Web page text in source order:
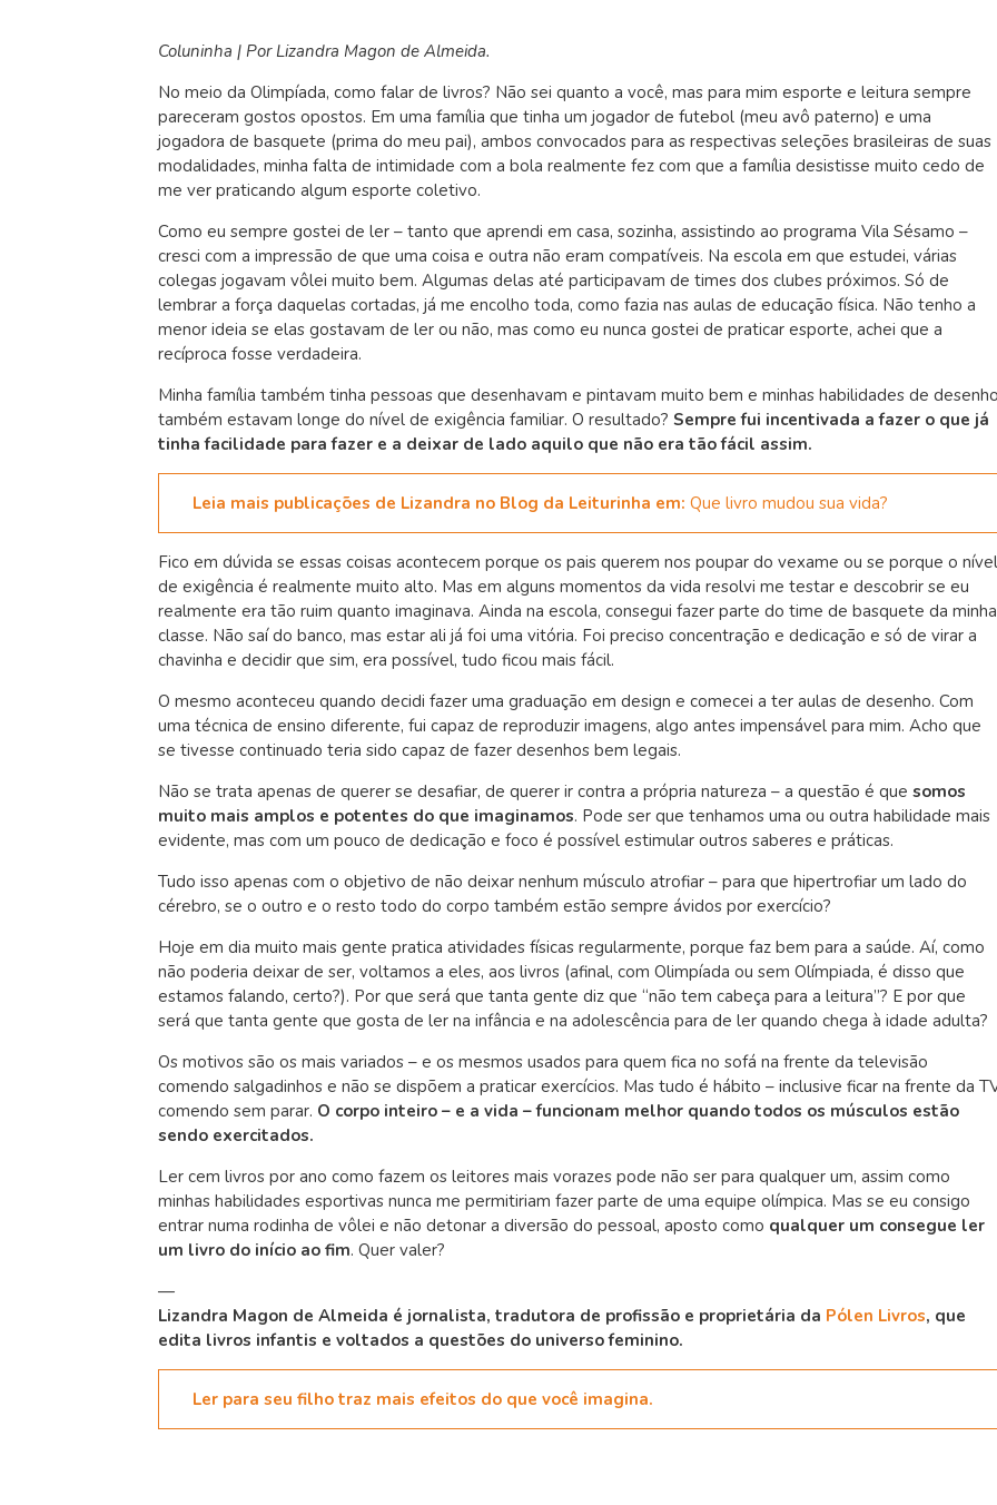
Coluninha | Por Lizandra Magon de Almeida.
No meio da Olimpíada, como falar de livros? Não sei quanto a você, mas para mim esporte e leitura sempre
pareceram gostos opostos. Em uma família que tinha um jogador de futebol (meu avô paterno) e uma
jogadora de basquete (prima do meu pai), ambos convocados para as respectivas seleções brasileiras de suas
modalidades, minha falta de intimidade com a bola realmente fez com que a família desistisse muito cedo de
me ver praticando algum esporte coletivo.
Como eu sempre gostei de ler – tanto que aprendi em casa, sozinha, assistindo ao programa Vila Sésamo –
cresci com a impressão de que uma coisa e outra não eram compatíveis. Na escola em que estudei, várias
colegas jogavam vôlei muito bem. Algumas delas até participavam de times dos clubes próximos. Só de
lembrar a força daquelas cortadas, já me encolho toda, como fazia nas aulas de educação física. Não tenho a
menor ideia se elas gostavam de ler ou não, mas como eu nunca gostei de praticar esporte, achei que a
recíproca fosse verdadeira.
Minha família também tinha pessoas que desenhavam e pintavam muito bem e minhas habilidades de
também estavam longe do nível de exigência familiar. O resultado? Sempre fui incentivada a fazer o que já
tinha facilidade para fazer e a deixar de lado aquilo que não era tão fácil assim.
Leia mais publicações de Lizandra no Blog da Leiturinha em: Que livro mudou sua vida?
Fico em dúvida se essas coisas acontecem porque os pais querem nos poupar do vexame ou se porque o nível
de exigência é realmente muito alto. Mas em alguns momentos da vida resolvi me testar e descobrir se eu
realmente era tão ruim quanto imaginava. Ainda na escola, consegui fazer parte do time de basquete da minha
classe. Não saí do banco, mas estar ali já foi uma vitória. Foi preciso concentração e dedicação e só de virar a
chavinha e decidir que sim, era possível, tudo ficou mais fácil.
O mesmo aconteceu quando decidi fazer uma graduação em design e comecei a ter aulas de desenho. Com
uma técnica de ensino diferente, fui capaz de reproduzir imagens, algo antes impensável para mim. Acho que
se tivesse continuado teria sido capaz de fazer desenhos bem legais.
Não se trata apenas de querer se desafiar, de querer ir contra a própria natureza – a questão é que somos
muito mais amplos e potentes do que imaginamos. Pode ser que tenhamos uma ou outra habilidade mais
evidente, mas com um pouco de dedicação e foco é possível estimular outros saberes e práticas.
Tudo isso apenas com o objetivo de não deixar nenhum músculo atrofiar – para que hipertrofiar um lado do
cérebro, se o outro e o resto todo do corpo também estão sempre ávidos por exercício?
Hoje em dia muito mais gente pratica atividades físicas regularmente, porque faz bem para a saúde. Aí, como
não poderia deixar de ser, voltamos a eles, aos livros (afinal, com Olimpíada ou sem Olímpiada, é disso que
estamos falando, certo?). Por que será que tanta gente diz que “não tem cabeça para a leitura”? E por que
será que tanta gente que gosta de ler na infância e na adolescência para de ler quando chega à idade adulta?
Os motivos são os mais variados – e os mesmos usados para quem fica no sofá na frente da televisão
comendo salgadinhos e não se dispõem a praticar exercícios. Mas tudo é hábito – inclusive ficar na frente da
comendo sem parar. O corpo inteiro – e a vida – funcionam melhor quando todos os músculos estão
sendo exercitados.
Ler cem livros por ano como fazem os leitores mais vorazes pode não ser para qualquer um, assim como
minhas habilidades esportivas nunca me permitiriam fazer parte de uma equipe olímpica. Mas se eu consigo
entrar numa rodinha de vôlei e não detonar a diversão do pessoal, aposto como qualquer um consegue ler
um livro do início ao fim. Quer valer?
—
Lizandra Magon de Almeida é jornalista, tradutora de profissão e proprietária da Pólen Livros, que
edita livros infantis e voltados a questões do universo feminino.
Ler para seu filho traz mais efeitos do que você imagina.